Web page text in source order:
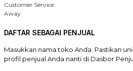
Customer Service
Away
DAFTAR SEBAGAI PENJUAL
Masukkan nama toko Anda. Pastikan
profil penjual Anda nanti di Dasbor